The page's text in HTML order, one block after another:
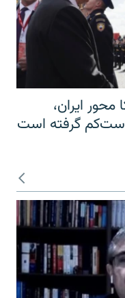
ایران،
گرفته است